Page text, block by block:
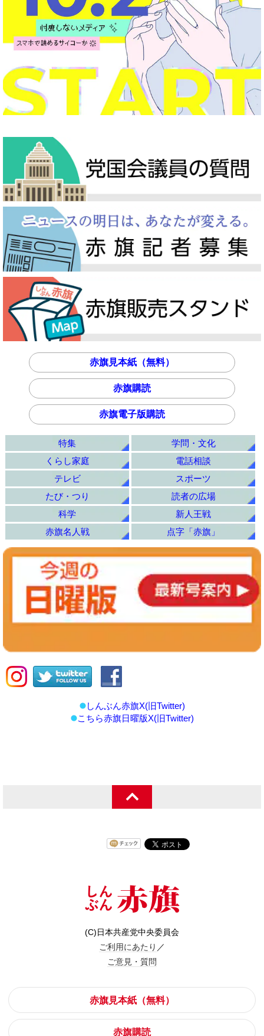
赤旗見本紙（無料）
赤旗購読
赤旗電子版購読
特集
学問・文化
くらし家庭
電話相談
テレビ
スポーツ
たび・つり
読者の広場
科学
新人王戦
赤旗名人戦
点字「赤旗」
しんぶん赤旗X(旧Twitter)
こちら赤旗日曜版X(旧Twitter)
(C)日本共産党中央委員会
ご利用にあたり ／
ご意見・質問
赤旗見本紙（無料）
赤旗購読